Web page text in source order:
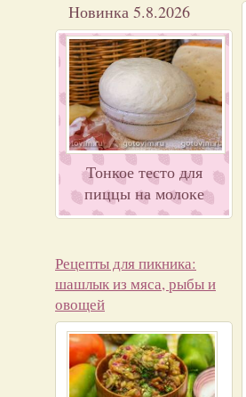
Новинка 5.8.2026
Тонкое тесто для
пиццы на молоке
Рецепты для пикника:
шашлык из мяса, рыбы и
овощей